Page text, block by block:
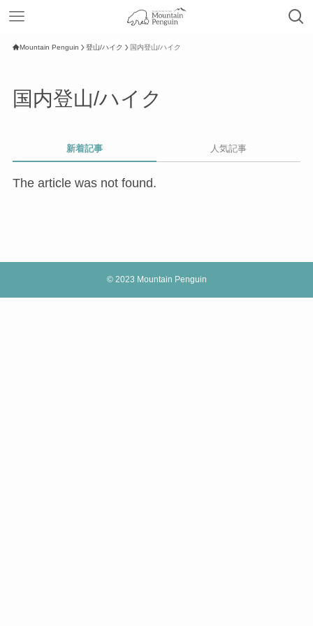
Mountain Penguin 登山/ハイク 国内登山/ハイク
国内登山/ハイク
新着記事 人気記事
The article was not found.
©2023 Mountain Penguin